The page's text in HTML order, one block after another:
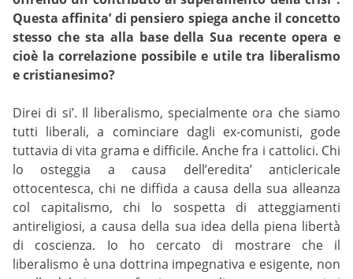
Questa affinita’ di pensiero spiega anche il concetto
stesso che sta alla base della Sua recente opera e
cioè la correlazione possibile e utile tra liberalismo
e cristianesimo?
Direi di si’. Il liberalismo, specialmente ora che siamo
tutti liberali, a cominciare dagli ex-comunisti, gode
tuttavia di vita grama e difficile. Anche fra i cattolici. Chi
lo osteggia a causa dell’eredita’ anticlericale
ottocentesca, chi ne diffida a causa della sua alleanza
col capitalismo, chi lo sospetta di atteggiamenti
antireligiosi, a causa della sua idea della piena libertà
di coscienza. Io ho cercato di mostrare che il
liberalismo è una dottrina impegnativa e esigente, non